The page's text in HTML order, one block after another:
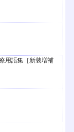
用語集［新装増補